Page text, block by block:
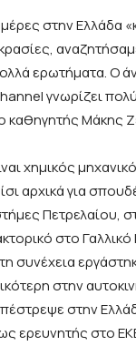
στην Ελλάδα
ερωτήματα. Ο
γνωρίζει
καθηγητής Μάκης
χηµικός
αρχικά για
Πετρελαίου,
στο Γαλλικό
συνέχεια
στην
στην
ερευνητής στο